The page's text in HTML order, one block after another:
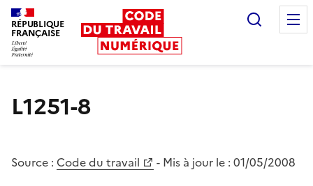
RÉPUBLIQUE
FRANÇAISE
L1251-8
Source : Code du travail - Mis à jour le : 01/05/2008